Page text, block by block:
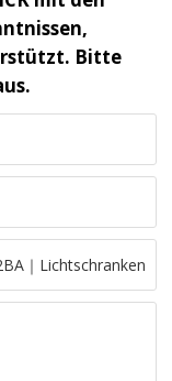
Bitte